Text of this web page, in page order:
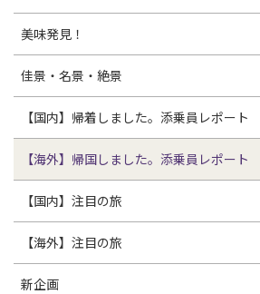
美味発見！
佳景・名景・絶景
【国内】帰着しました。添乗員レポート
【海外】帰国しました。添乗員レポート
【国内】注目の旅
【海外】注目の旅
新企画